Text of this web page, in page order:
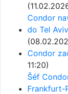
Condor
do Tel
Condor
11:20)
Šéf
Frankfurt-